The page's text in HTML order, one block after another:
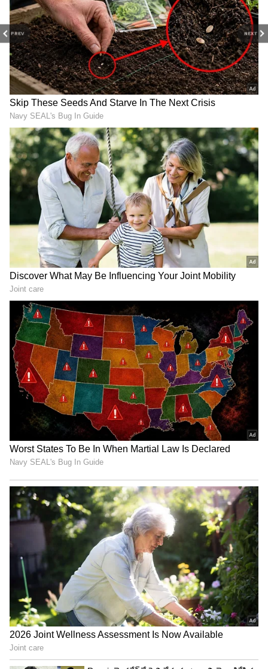
PREV NEXT
Related Articles
Telangana New Airports: హైదరాబాద్ వెళ్లక్కర్లేదు..
తెలంగాణలో మరో 3 జిల్లాలకు ఎయిర్‌పోర్ట్‌లు.. ఈ
ప్రాంతాల రూపురేఖలు ఛేంజ్
Bonalu Potharaju Story: అసలు ఎవరీ
పోతురాజు? బోనాల జాతరలో కొరడా దెబ్బల
రహస్యం ఇదే !
3
5
Image Credit :Asianet News
బోర్డింగ్ పాయింట్లు, ప్రయాణ షెడ్యూల్ వివరాలు ఇవే
ఈ స్పెషల్ ట్రెయిన్ ఎక్కడానికి, దిగడానికి రైల్వే శాఖ పలు
స్టేషన్లను కేటాయించింది. రాజ్‌కోట్, సురేంద్ర నగర్,
ఛాయాపురి, గోద్రా, దాహోద్, రత్లాం, ఉజ్జయిని, అండ్ సంత్
హీర్దారామ్ నగర్ స్టేషన్ల నుంచి భక్తులు ఈ రైలును
ఎక్కవచ్చు లేదా దిగవచ్చు. ఆగస్టు 29న రాజ్‌కోట్‌లో టూర్
ప్రారంభమవుతుంది. ఆగస్టు 31న పూరి చేరుకుంటారు.
అక్కడ రెండు రోజులు గడిపిన తర్వాత, సెప్టెంబర్ 3న
గౌహతి చేరుకుని కామాఖ్య దేవిని దర్శించుకుంటారు.
సెప్టెంబర్ 5న గయకు, సెప్టెంబర్ 7న వారణాసికి
చేరుకుంటారు. సెప్టెంబర్ 8న అయోధ్య రామయ్యను
దర్శించుకుని తిరుగు ప్రయాణం అవుతారు. సెప్టెంబర్ 10న
రైలు తిరిగి రాజ్‌కోట్ చేరుకోవడంతో టూర్ ముగుస్తుంది.